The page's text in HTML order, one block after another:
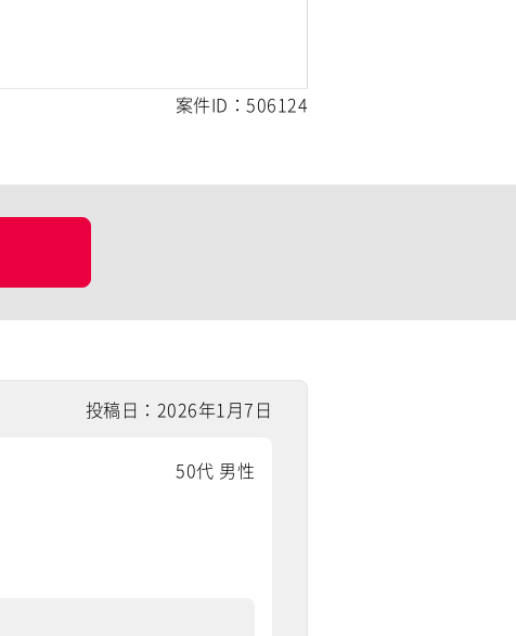
案件ID：506124
投稿日：2026年1月7日
50代 男性